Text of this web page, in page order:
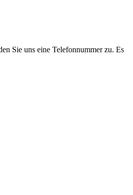
Sie uns eine Telefonnummer zu. Es